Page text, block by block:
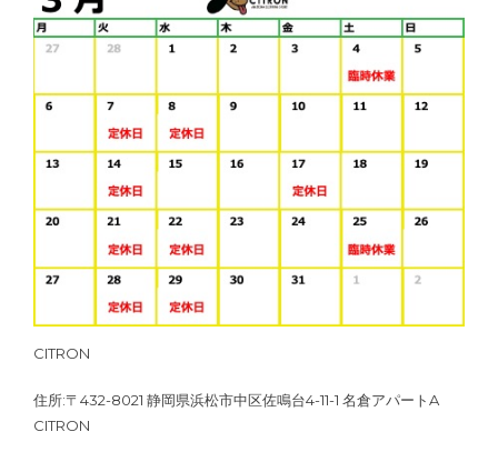
CITRON
住所:〒432-8021 静岡県浜松市中区佐鳴台4-11-1 名倉アパートA
CITRON